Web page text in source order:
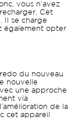
vous n’avez
Cet
. Il se charge
également opter
du nouveau
nouvelle
une approche
via
de la
cet appareil